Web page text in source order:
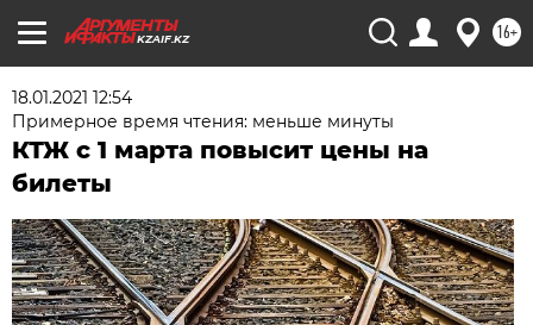
KZAIF.KZ 16+
18.01.2021 12:54
Примерное время чтения: меньше минуты
КТЖ с 1 марта повысит цены на
билеты